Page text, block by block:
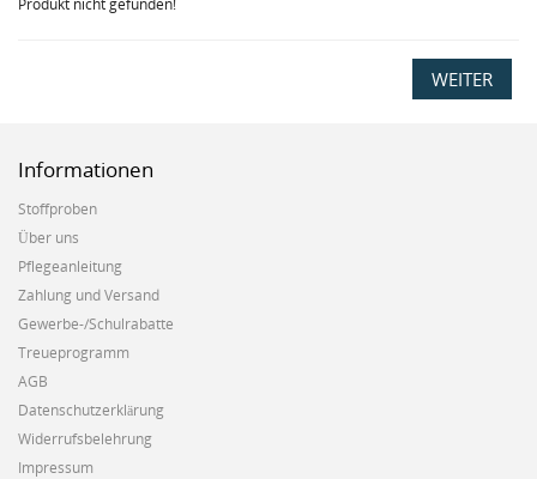
Produkt nicht gefunden!
WEITER
Informationen
Stoffproben
Über uns
Pflegeanleitung
Zahlung und Versand
Gewerbe-/Schulrabatte
Treueprogramm
AGB
Datenschutzerklärung
Widerrufsbelehrung
Impressum